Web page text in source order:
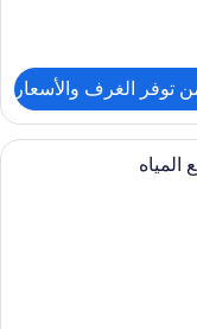
توفر الغرف والأسعار
عمل للكمبيوتر المحمول